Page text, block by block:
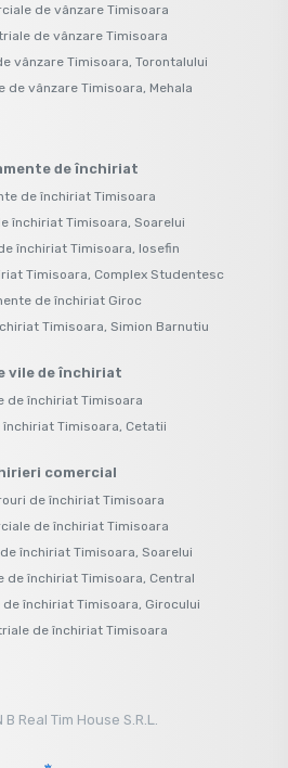
de vânzare Timisoara
de vânzare Timisoara
vânzare Timisoara, Torontalului
de vânzare Timisoara, Mehala
de închiriat
de închiriat Timisoara
închiriat Timisoara, Soarelui
închiriat Timisoara, Iosefin
Timisoara, Complex Studentesc
de închiriat Giroc
Timisoara, Simion Barnutiu
vile de închiriat
de închiriat Timisoara
închiriat Timisoara, Cetatii
comercial
de închiriat Timisoara
de închiriat Timisoara
închiriat Timisoara, Soarelui
de închiriat Timisoara, Central
închiriat Timisoara, Girocului
de închiriat Timisoara
B Real Tim House S.R.L.